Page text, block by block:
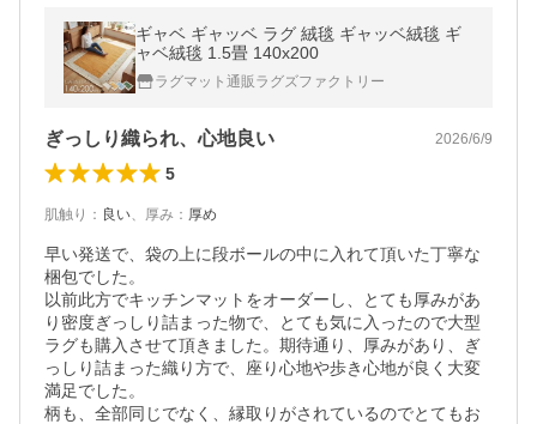
ギャベ ギャッベ ラグ 絨毯 ギャッベ絨毯 ギ
ャベ絨毯 1.5畳 140x200
ラグマット通販ラグズファクトリー
ぎっしり織られ、心地良い 2026/6/9
5
肌触り ： 良い、 厚み ： 厚め
早い発送で、袋の上に段ボールの中に入れて頂いた丁寧な
梱包でした。
以前此方でキッチンマットをオーダーし、とても厚みがあ
り密度ぎっしり詰まった物で、とても気に入ったので大型
ラグも購入させて頂きました。期待通り、厚みがあり、ぎ
っしり詰まった織り方で、座り心地や歩き心地が良く大変
満足でした。
柄も、全部同じでなく、縁取りがされているのでとてもお